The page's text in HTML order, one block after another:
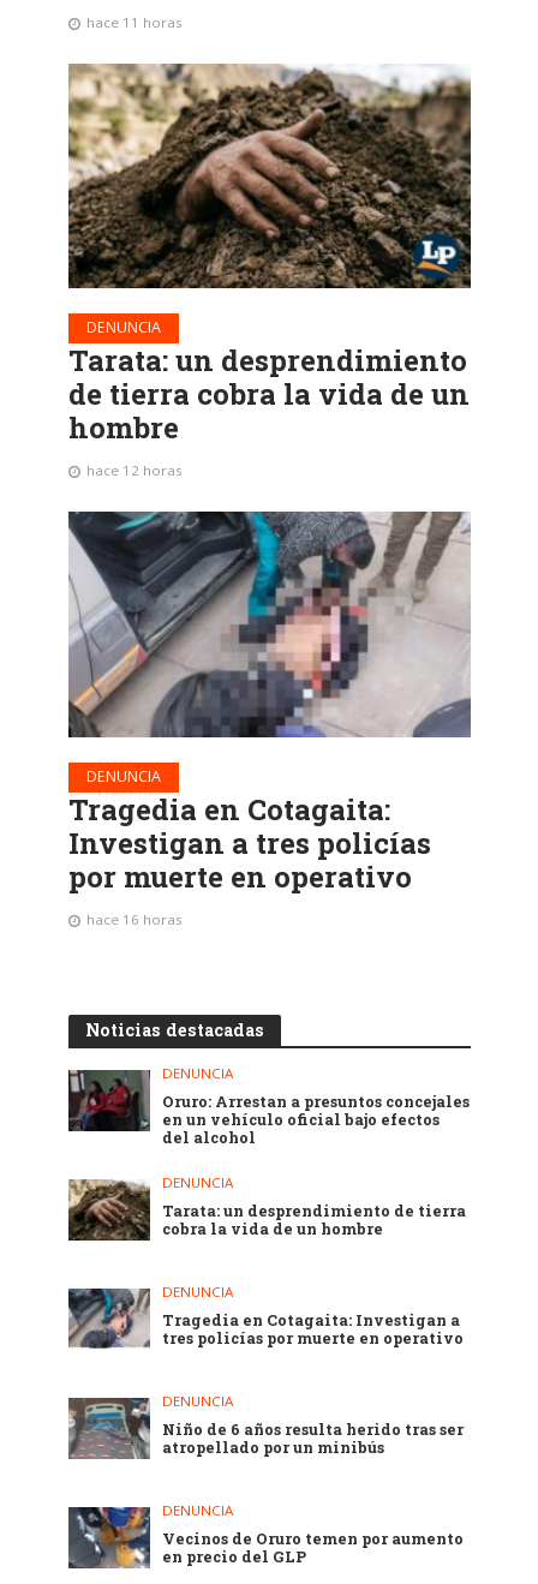
hace 11 horas
DENUNCIA
Tarata: un desprendimiento
de tierra cobra la vida de un
hombre
hace 12 horas
DENUNCIA
Tragedia en Cotagaita:
Investigan a tres policías
por muerte en operativo
hace 16 horas
Noticias destacadas
DENUNCIA
Oruro: Arrestan a presuntos concejales
en un vehículo oficial bajo efectos
del alcohol
DENUNCIA
Tarata: un desprendimiento de tierra
cobra la vida de un hombre
DENUNCIA
Tragedia en Cotagaita: Investigan a
tres policías por muerte en operativo
DENUNCIA
Niño de 6 años resulta herido tras ser
atropellado por un minibús
DENUNCIA
Vecinos de Oruro temen por aumento
en precio del GLP